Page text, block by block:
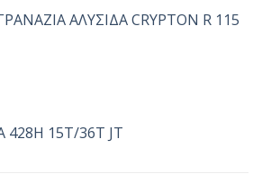
ΑΛΥΣΙΔΑ CRYPTON R 115
428H 15T/36T JT